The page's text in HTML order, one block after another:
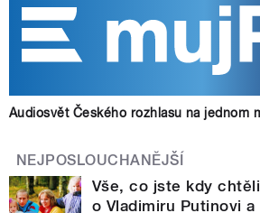
Audiosvět Českého rozhlasu na jednom
NEJPOSLOUCHANĚJŠÍ
Vše, co jste kdy
o Vladimiru Putinovi